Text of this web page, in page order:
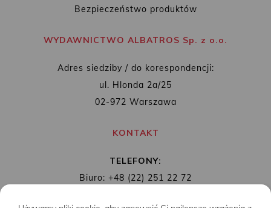
Bezpieczeństwo produktów
WYDAWNICTWO ALBATROS Sp. z o.o.
Adres siedziby / do korespondencji:
ul. Hlonda 2a/25
02-972 Warszawa
KONTAKT
TELEFONY:
Biuro: +48 (22) 251 22 72